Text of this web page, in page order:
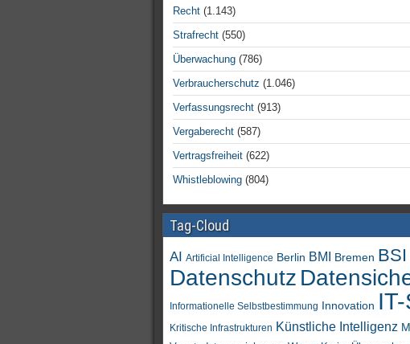
Recht (1.143)
Strafrecht (550)
Überwachung (786)
Verbraucherschutz (1.046)
Verfassungsrecht (913)
Vergaberecht (587)
Vertragsfreiheit (622)
Whistleblowing (804)
Tag-Cloud
AI Artificial Intelligence Berlin BMI Bremen BSI
Datenschutz
Informationelle Selbstbestimmung Innovation
Kritische Infrastrukturen Künstliche Intelligenz